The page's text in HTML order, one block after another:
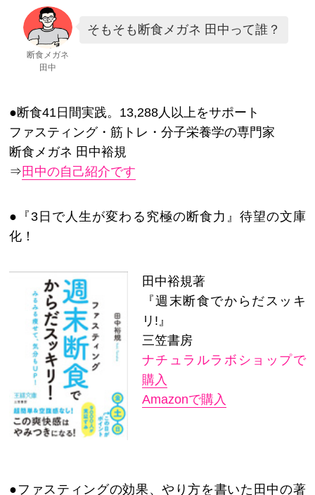
断食メガネ
田中
そもそも断食メガネ 田中って誰？
●断食41日間実践。13,288人以上をサポート
ファスティング・筋トレ・分子栄養学の専門家
断食メガネ 田中裕規
⇒ 田中の自己紹介です
●『3日で人生が変わる究極の断食力』待望の文庫
化！
田中裕規著
『週末断食でからだスッキ
リ!』
三笠書房
ナチュラルラボショップで
購入
Amazonで購入
●ファスティングの効果、やり方を書いた田中の著